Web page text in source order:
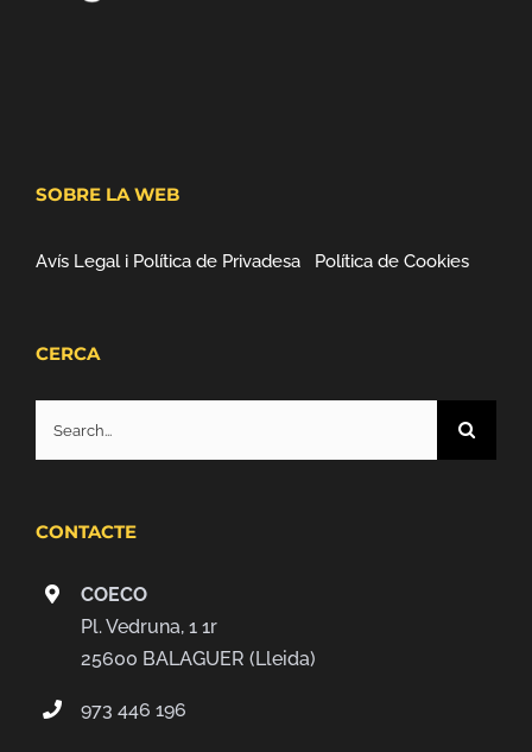
SOBRE LA WEB
Avís Legal i Política de Privadesa Política de Cookies
CERCA
for:
CONTACTE
COECO
Pl. Vedruna, 1 1r
25600 BALAGUER (Lleida)
973 446 196